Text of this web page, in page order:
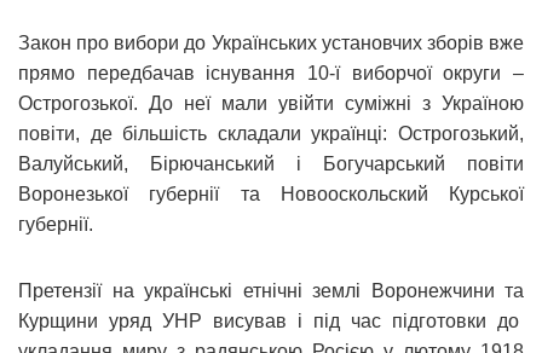
Закон про вибори до Українських установчих зборів вже
прямо передбачав існування 10-ї виборчої округи –
Острогозької. До неї мали увійти суміжні з Україною
повіти, де більшість складали українці: Острогозький,
Валуйський, Бірючанський і Богучарський повіти
Воронезької губернії та Новооскольский Курської
губернії.
Претензії на українські етнічні землі Воронежчини та
Курщини уряд УНР висував і під час підготовки до